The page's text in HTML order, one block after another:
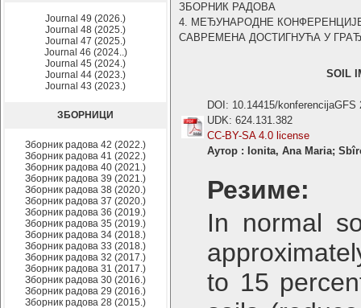
Journal 49 (2026.)
Journal 48 (2025.)
Journal 47 (2025.)
Journal 46 (2024..)
Journal 45 (2024.)
Journal 44 (2023.)
Journal 43 (2023.)
ЗБОРНИЦИ
Зборник радова 42 (2022.)
Зборник радова 41 (2022.)
Зборник радова 40 (2021.)
Зборник радова 39 (2021.)
Зборник радова 38 (2020.)
Зборник радова 37 (2020.)
Зборник радова 36 (2019.)
Зборник радова 35 (2019.)
Зборник радова 34 (2018.)
Зборник радова 33 (2018.)
Зборник радова 32 (2017.)
Зборник радова 31 (2017.)
Зборник радова 30 (2016.)
Зборник радова 29 (2016.)
Зборник радова 28 (2015.)
ЗБОРНИК РАДОВА
4. МЕЂУНАРОДНЕ
САВРЕМЕНА ДОСТИГНУЋА У
SOIL
DOI: 10.14415/konferencijaGFS
UDK: 624.131.382
CC-BY-SA 4.0 license
Аутор : Ionita, Ana Maria;
Резиме:
In normal
to 15